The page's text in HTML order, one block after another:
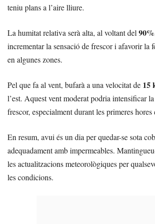
teniu plans a l’aire lliure.
La humitat relativa serà alta, al voltant del90%
incrementar la sensació de frescor i afavorir la
en algunes zones.
Pel que fa al vent, bufarà a una velocitat de 15
l’est. Aquest vent moderat podria intensificar
frescor, especialment durant les primeres
En resum, avui és un dia per quedar-se sota
adequadament amb impermeables.
les actualitzacions meteorològiques per
les condicions.